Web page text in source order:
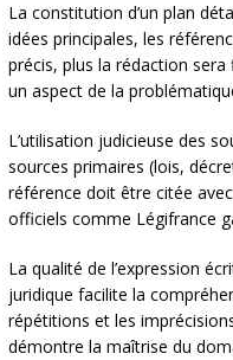
La constitution d’un plan
idées principales, les
précis, plus la rédaction
un aspect de la
L’utilisation judicieuse des
sources primaires (lois,
référence doit être citée
officiels comme Légifrance
La qualité de l’expression
juridique facilite la
répétitions et les
démontre la maîtrise du